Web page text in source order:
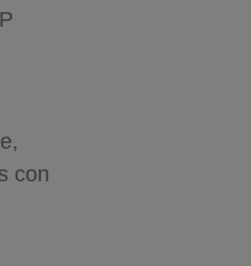
con